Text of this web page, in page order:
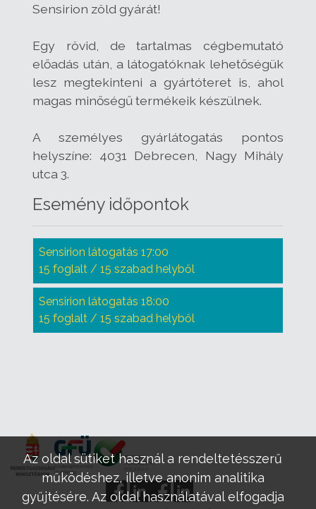
Sensirion zöld gyárát!
Egy rövid, de tartalmas cégbemutató
előadás után, a látogatóknak lehetőségük
lesz megtekinteni a gyártóteret is, ahol
magas minőségű termékeik készülnek.
A személyes gyárlátogatás pontos
helyszíne: 4031 Debrecen, Nagy Mihály
utca 3.
Esemény időpontok
Sensirion látogatás 17:00
15 foglalt / 15 szabad helyből
Sensirion látogatás 18:00
15 foglalt / 15 szabad helyből
Az oldal sütiket használ a rendeltetésszerű
működéshez, illetve anonim analitika
gyűjtésére. Az oldal használatával elfogadja